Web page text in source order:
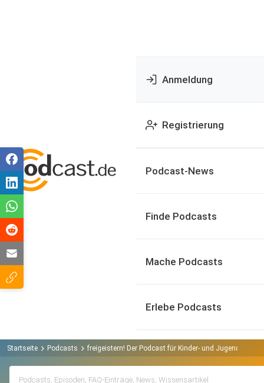
Anmeldung
Registrierung
Podcast-News
Finde Podcasts
Mache Podcasts
Erlebe Podcasts
Startseite Podcasts freigeistern! Der Podcast für Kinder- und